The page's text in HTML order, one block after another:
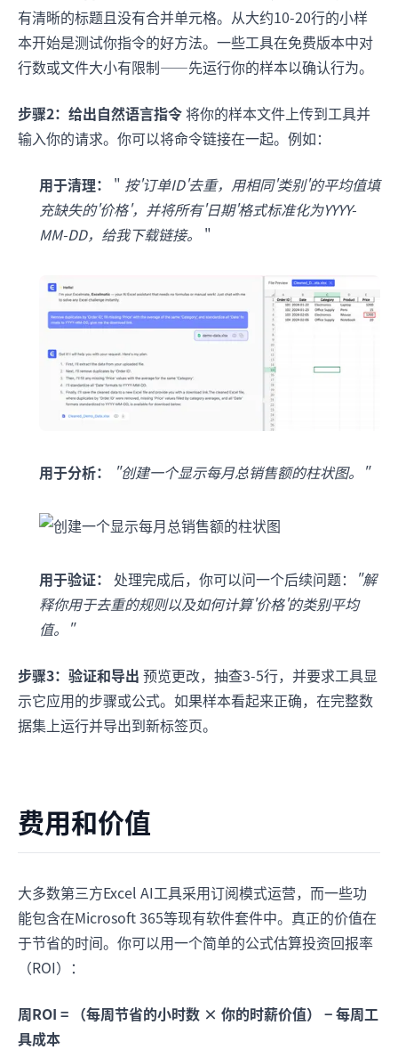
有清晰的标题且没有合并单元格。从大约10-20行的小样
本开始是测试你指令的好方法。一些工具在免费版本中对
行数或文件大小有限制——先运行你的样本以确认行为。
步骤2：给出自然语言指令将你的样本文件上传到工具并
输入你的请求。你可以将命令链接在一起。例如：
用于清理： " 按'订单ID'去重，用相同'类别'的平均值填
充缺失的'价格'，并将所有'日期'格式标准化为YYYY-
MM-DD，给我下载链接。
"
用于分析： "创建一个显示每月总销售额的柱状图。"
用于验证： 处理完成后，你可以问一个后续问题：
"解
释你用于去重的规则以及如何计算'价格'的类别平均
值。"
步骤3：验证和导出 预览更改，抽查3-5行，并要求工具显
示它应用的步骤或公式。如果样本看起来正确，在完整数
据集上运行并导出到新标签页。
费用和价值
大多数第三方Excel AI工具采用订阅模式运营，而一些功
能包含在Microsoft 365等现有软件套件中。真正的价值在
于节省的时间。你可以用一个简单的公式估算投资回报率
（ROI）：
周ROI = （每周节省的小时数 × 你的时薪价值） − 每周工
具成本